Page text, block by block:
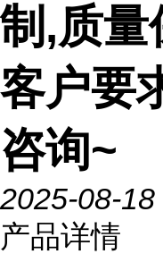
制,质量
客户要
咨询~
2025-08-18
产品详情